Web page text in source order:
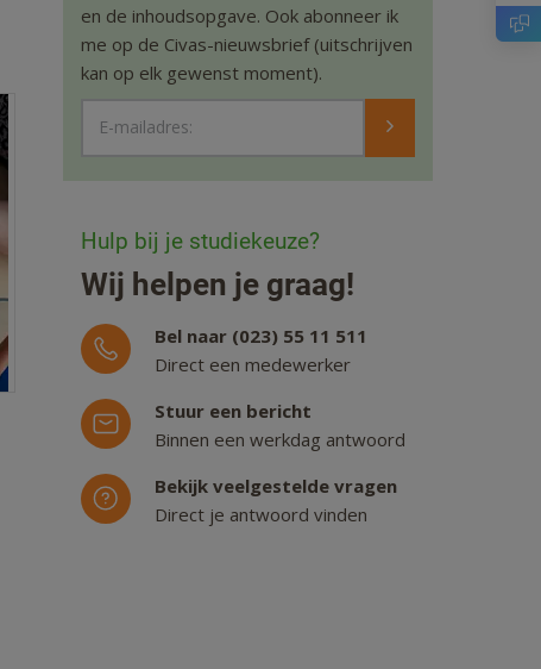
en de inhoudsopgave. Ook abonneer ik
me op de Civas-nieuwsbrief (uitschrijven
kan op elk gewenst moment).
E-mailadres:
Hulp bij je studiekeuze?
Wij helpen je graag!
Bel naar (023) 55 11 511
Direct een medewerker
Stuur een bericht
Binnen een werkdag antwoord
Bekijk veelgestelde vragen
Direct je antwoord vinden